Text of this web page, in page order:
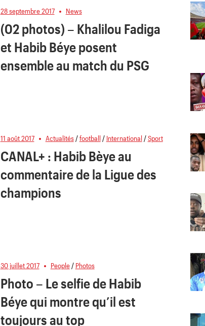
28 septembre 2017 News
(02 photos) – Khalilou Fadiga
et Habib Béye posent
ensemble au match du PSG
11 août 2017 Actualités/football/ International/Sport
CANAL+ : Habib Bèye au
commentaire de la Ligue des
champions
30 juillet 2017 People/ Photos
Photo – Le selfie de Habib
Béye qui montre qu’il est
toujours au top